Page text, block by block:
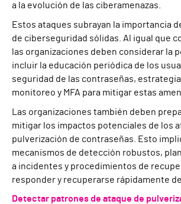
a la evolución de las ciberamenazas.
Estos ataques subrayan la importancia
de ciberseguridad sólidas. Al igual que
las organizaciones deben considerar la
incluir la educación periódica de los
seguridad de las contraseñas,
monitoreo y MFA para mitigar estas
Las organizaciones también deben
mitigar los impactos potenciales de los
pulverización de contraseñas. Esto
mecanismos de detección robustos,
a incidentes y procedimientos de
responder y recuperarse rápidamente
Detectar patrones de ataque de